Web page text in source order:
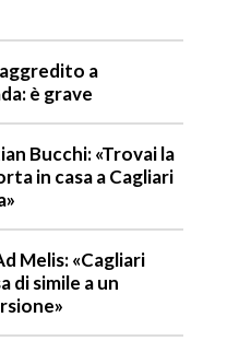
a
è grave
Bucchi: «Trovai la
in casa a Cagliari
Melis: «Cagliari
di simile a un